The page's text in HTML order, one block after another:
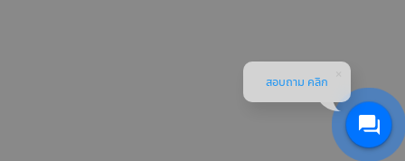
สอบถาม คลิก